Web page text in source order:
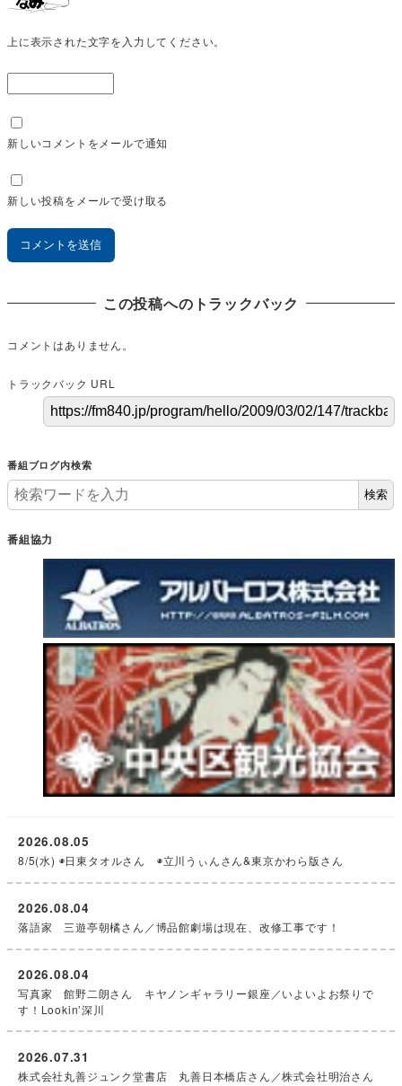
上に表示された文字を入力してください。
新しいコメントをメールで通知
新しい投稿をメールで受け取る
この投稿へのトラックバック
コメントはありません。
トラックバック URL
番組ブログ内検索
検索
番組協力
8/5(水) ◉日東タオルさん ◉立川うぃんさん&東京かわら版さん
2026.08.05
落語家 三遊亭朝橘さん／博品館劇場は現在、改修工事です！
2026.08.04
写真家 館野二朗さん キヤノンギャラリー銀座／いよいよお祭りで
す！Lookin’深川
2026.08.04
株式会社丸善ジュンク堂書店 丸善日本橋店さん／株式会社明治さん
2026.07.31